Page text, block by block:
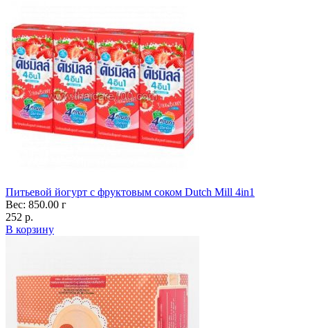
Питьевой йогурт с фруктовым соком Dutch Mill 4in1
Вес: 850.00 г
252 р.
В корзину